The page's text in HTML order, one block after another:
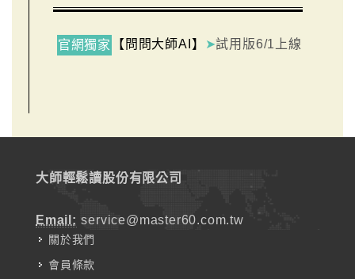
官網獨家 【問問大師AI】 ➤試用版6/1上線
大師輕鬆讀股份有限公司
Email: service@master60.com.tw
關於我們
會員條款